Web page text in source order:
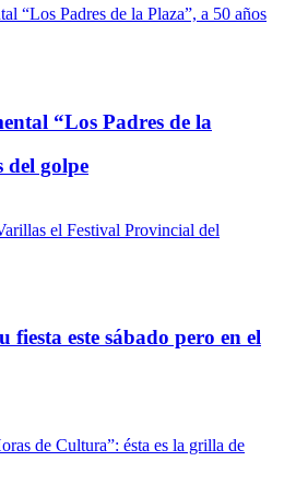
“Los Padres de la
del golpe
fiesta este sábado pero en el